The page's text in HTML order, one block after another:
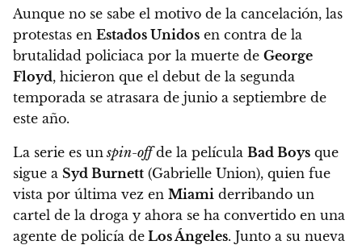
Aunque no se sabe el motivo de la cancelación, las
protestas en Estados Unidos en contra de la
brutalidad policiaca por la muerte de George
Floyd, hicieron que el debut de la segunda
temporada se atrasara de junio a septiembre de
este año.
La serie es un spin-offde la película Bad Boys que
sigue a Syd Burnett (Gabrielle Union), quien fue
vista por última vez en Miami derribando un
cartel de la droga y ahora se ha convertido en una
agente de policía de Los Ángeles. Junto a su nueva